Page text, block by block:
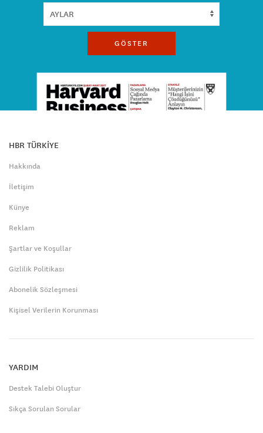
GÖSTER
HBR TÜRKİYE
Hakkında
İletişim
Künye
Reklam
Şartlar ve Koşullar
Gizlilik Politikası
Abonelik Sözleşmesi
Kişisel Verilerin Korunması
YARDIM
Destek Talebi Oluştur
Sıkça Sorulan Sorular